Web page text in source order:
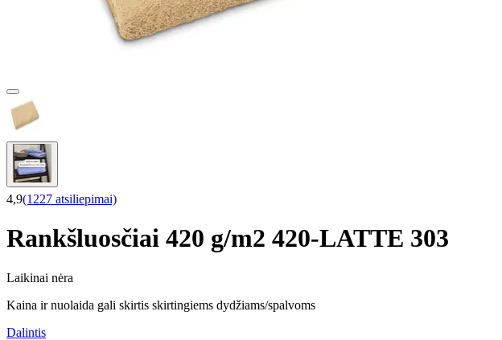
4,9(1227 atsiliepimai)
Rankšluosčiai 420 g/m2 420-LATTE 303
Laikinai nėra
Kaina ir nuolaida gali skirtis skirtingiems dydžiams/spalvoms
Dalintis